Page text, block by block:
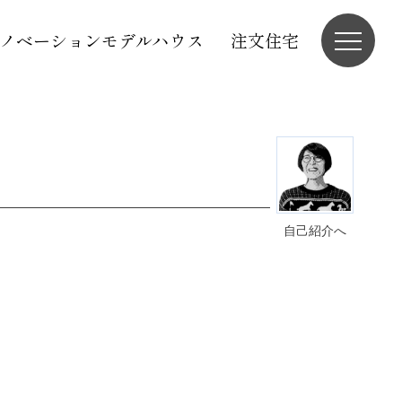
ベーションモデルハウス 注文住宅
自己紹介へ